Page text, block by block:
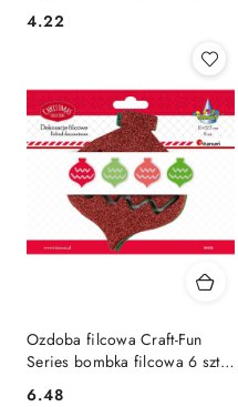
Cena:
4.22
Ozdoba filcowa Craft-Fun
Series bombka filcowa 6 szt
Titanum (5693b)
Cena:
6.48